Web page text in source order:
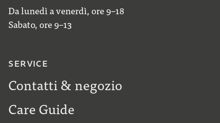
Da lunedì a venerdì, ore 9–18
Sabato, ore 9–13
SERVICE
Contatti & negozio
Care Guide